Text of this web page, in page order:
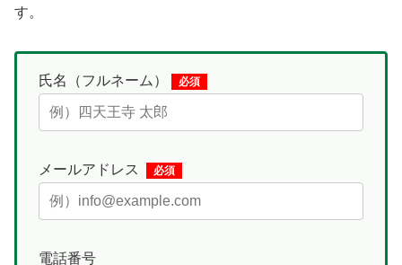
す。
氏名（フルネーム） 必須
メールアドレス 必須
電話番号